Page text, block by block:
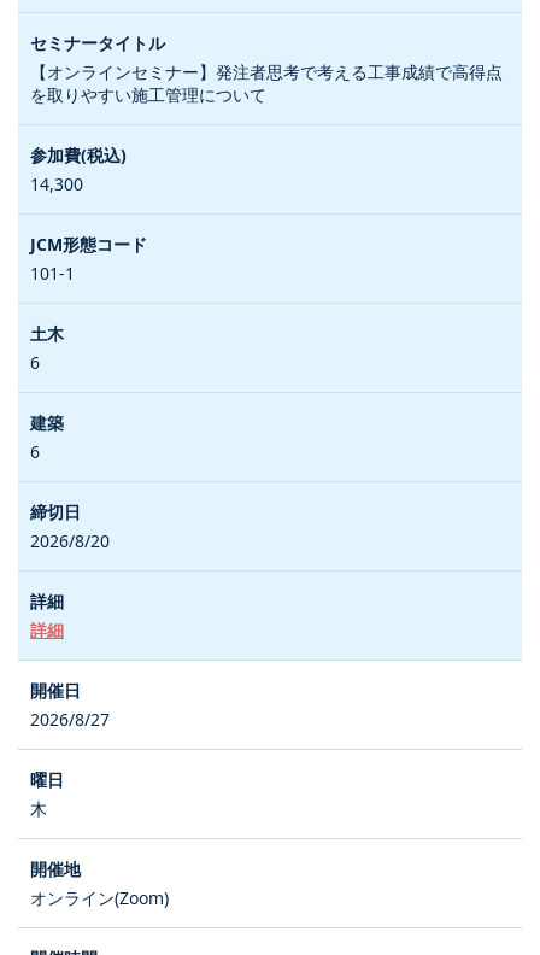
【オンラインセミナー】発注者思考で考える工事成績で高得点
を取りやすい施工管理について
14,300
101-1
6
6
2026/8/20
詳細
2026/8/27
木
オンライン(Zoom)